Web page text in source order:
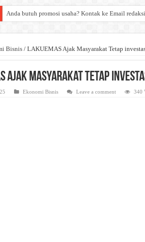
Anda butuh promosi usaha? Kontak ke Email
Bisnis / LAKUEMAS Ajak Masyarakat Tetap
Ajak Masyarakat Tetap
Ekonomi Bisnis Leave a comment 340